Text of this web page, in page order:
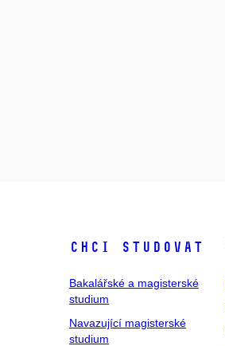
Chci studovat
Bakalářské a magisterské
studium
Navazující magisterské
studium